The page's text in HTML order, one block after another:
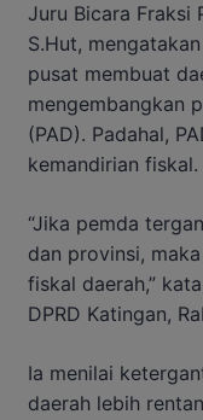
Juru Bicara Fraksi
S.Hut,
pusat membuat
mengembangkan
(PAD). Padahal,
kemandirian fiskal.
“Jika pemda
dan provinsi,
fiskal daerah,”
DPRD Katingan,
Ia menilai
daerah lebih